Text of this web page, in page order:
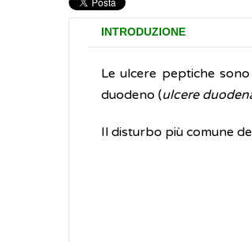
INTRODUZIONE
Le ulcere peptiche
duodeno (ulcere
Il disturbo più comune